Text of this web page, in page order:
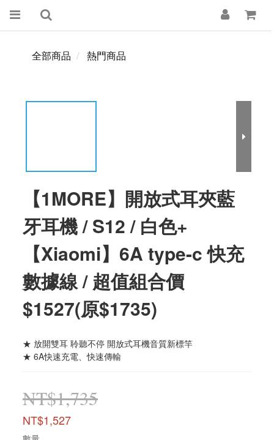
全部商品 熱門商品
【1MORE】開放式耳夾藍
牙耳機 / S12 / 白色+
【Xiaomi】6A type-c 快充
數據線 / 超值組合價
$1527(原$1735)
★ 放開雙耳 聆聽不停 開放式耳機音質新標竿
★ 6A快速充電、快速傳輸
NT$1,735
NT$1,527